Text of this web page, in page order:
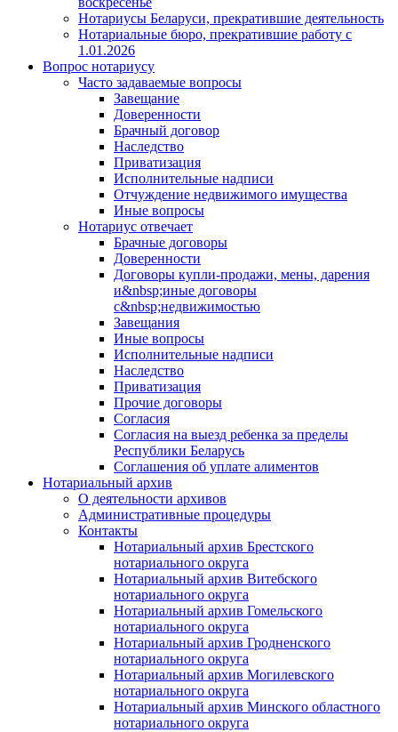
Нотариусы Беларуси, прекратившие деятельность
Нотариальные бюро, прекратившие работу с
1.01.2026
Вопрос нотариусу
Часто задаваемые вопросы
Завещание
Доверенности
Брачный договор
Наследство
Приватизация
Исполнительные надписи
Отчуждение недвижимого имущества
Иные вопросы
Нотариус отвечает
Брачные договоры
Доверенности
Договоры купли-продажи, мены, дарения
и&nbsp;иные договоры
с&nbsp;недвижимостью
Завещания
Иные вопросы
Исполнительные надписи
Наследство
Приватизация
Прочие договоры
Согласия
Согласия на выезд ребенка за пределы
Республики Беларусь
Соглашения об уплате алиментов
Нотариальный архив
О деятельности архивов
Административные процедуры
Контакты
Нотариальный архив Брестского
нотариального округа
Нотариальный архив Витебского
нотариального округа
Нотариальный архив Гомельского
нотариального округа
Нотариальный архив Гродненского
нотариального округа
Нотариальный архив Могилевского
нотариального округа
Нотариальный архив Минского областного
нотариального округа